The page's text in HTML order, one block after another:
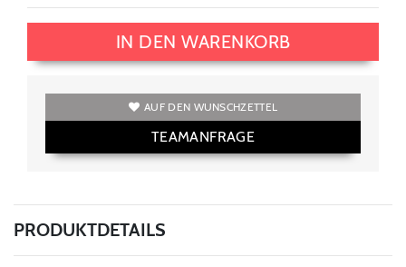
IN DEN WARENKORB
AUF DEN WUNSCHZETTEL
TEAMANFRAGE
PRODUKTDETAILS